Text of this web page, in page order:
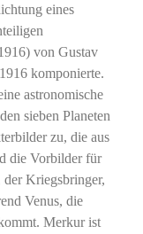
eines
von Gustav
komponierte.
astronomische
sieben Planeten
zu, die aus
die Vorbilder für
Kriegsbringer,
Venus, die
Merkur ist